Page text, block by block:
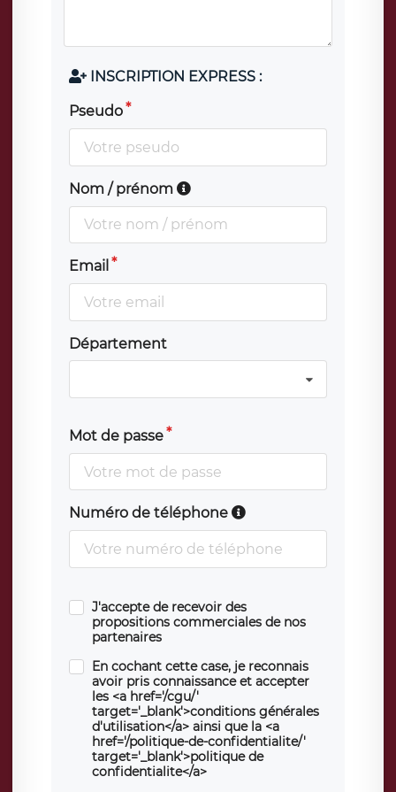
INSCRIPTION EXPRESS :
Pseudo
Nom / prénom
Email
Département
Mot de passe
Numéro de téléphone
J'accepte de recevoir des
propositions commerciales de nos
partenaires
En cochant cette case, je reconnais
avoir pris connaissance et accepter
les <a href='/cgu/'
target='_blank'>conditions générales
d'utilisation</a> ainsi que la <a
href='/politique-de-confidentialite/'
target='_blank'>politique de
confidentialite</a>